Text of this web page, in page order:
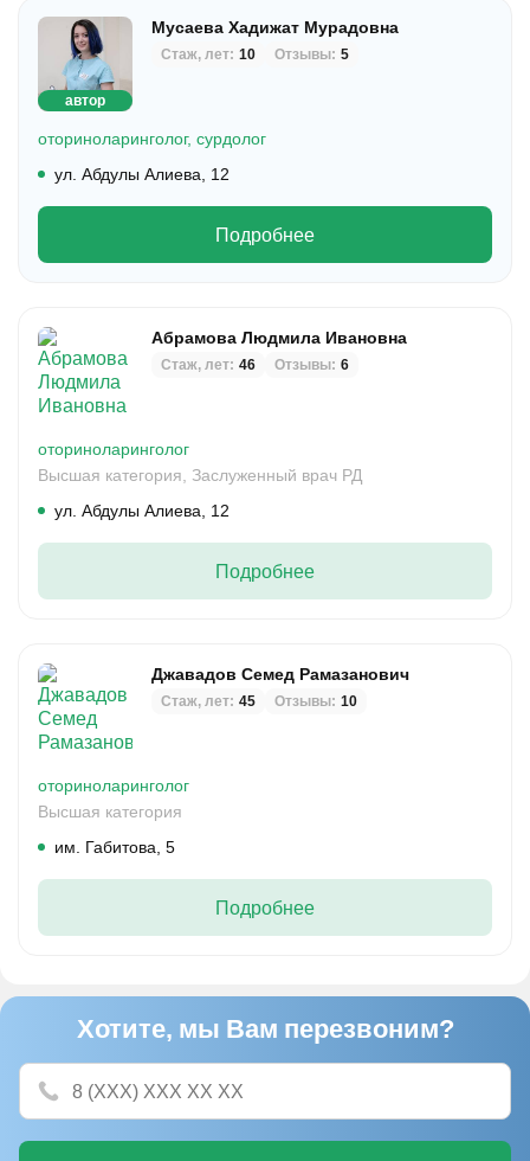
автор
Мусаева Хадижат Мурадовна
Стаж, лет: 10 Отзывы: 5
оториноларинголог, сурдолог
ул. Абдулы Алиева, 12
Подробнее
Абрамова Людмила Ивановна
Стаж, лет: 46 Отзывы: 6
оториноларинголог
Высшая категория, Заслуженный врач РД
ул. Абдулы Алиева, 12
Подробнее
Джавадов Семед Рамазанович
Стаж, лет: 45 Отзывы: 10
оториноларинголог
Высшая категория
им. Габитова, 5
Подробнее
Хотите, мы Вам перезвоним?